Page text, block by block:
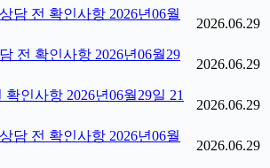
담 전 확인사항 2026년06월
2026.06.29
전 확인사항 2026년06월29
2026.06.29
인사항 2026년06월29일 21
2026.06.29
담 전 확인사항 2026년06월
2026.06.29